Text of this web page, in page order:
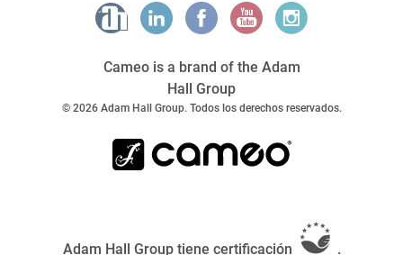
Cameo is a brand of the Adam
Hall Group
© 2026 Adam Hall Group. Todos los derechos reservados.
Adam Hall Group tiene certificación .